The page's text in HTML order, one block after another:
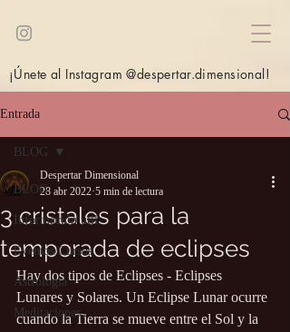
¡Únete al Instagram @despertar.dimensional!
Entrada
BLOG
Información útil
Eventos/Cursos
Astrología
Meditaciones
BLOG
3 cristales para la
temporada de eclipses
Despertar Dimensional
28 abr 2022 5 min de lectura
Hay dos tipos de Eclipses - Eclipses
Lunares y Solares. Un Eclipse Lunar ocurre
cuando la Tierra se mueve entre el Sol y la